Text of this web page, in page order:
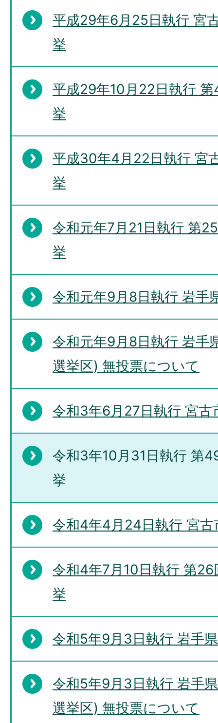
平成29年6月25日執行 宮
挙
平成29年10月22日執行
挙
平成30年4月22日執行 宮
挙
令和元年7月21日執行 第
挙
令和元年9月8日執行 岩手
令和元年9月8日執行 岩手
選挙区) 無投票について
令和3年6月27日執行 宮古
令和3年10月31日執行 第
挙
令和4年4月24日執行 宮古
令和4年7月10日執行 第
挙
令和5年9月3日執行 岩手
令和5年9月3日執行 岩手
選挙区) 無投票について